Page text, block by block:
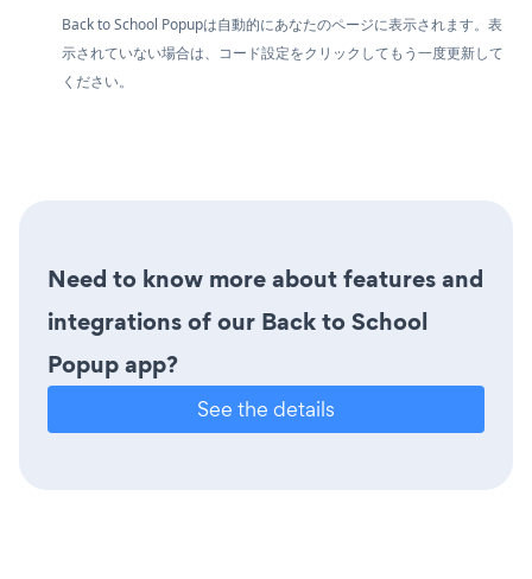
Back to School Popupは自動的にあなたのページに表示されます。表
示されていない場合は、コード設定をクリックしてもう一度更新して
ください。
Need to know more about features and
integrations of our Back to School
Popup app?
See the details